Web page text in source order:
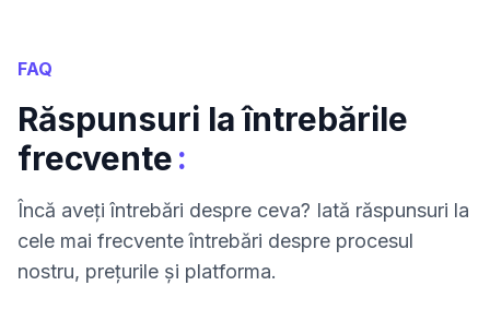
FAQ
Răspunsuri la întrebările
frecvente:
Încă aveți întrebări despre ceva? Iată răspunsuri la
cele mai frecvente întrebări despre procesul
nostru, prețurile și platforma.